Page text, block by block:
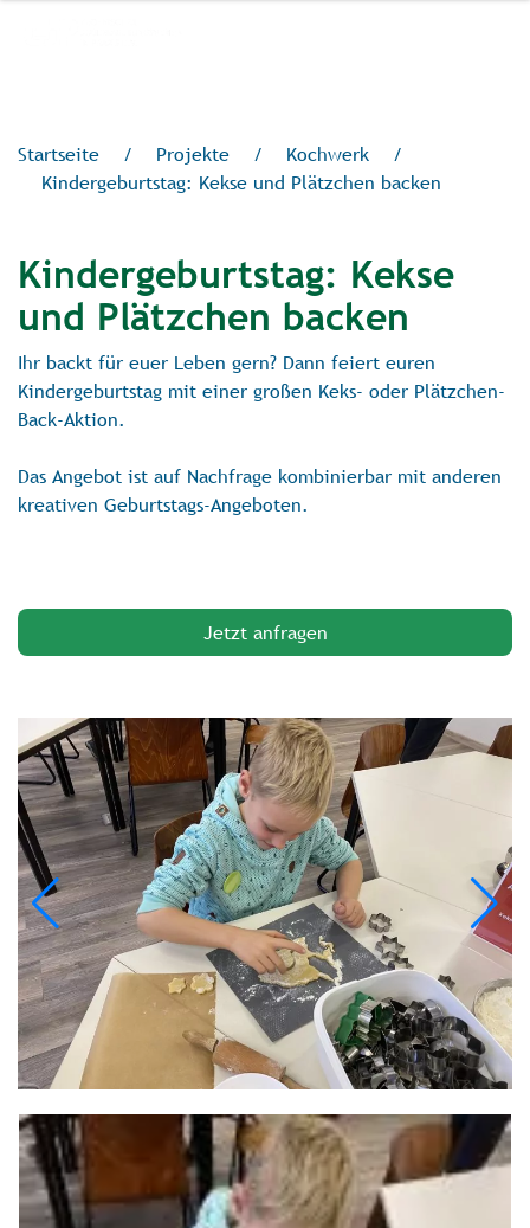
Startseite / Projekte / Kochwerk
/
Kindergeburtstag: Kekse und Plätzchen backen
Kindergeburtstag: Kekse
und Plätzchen backen
Ihr backt für euer Leben gern? Dann feiert euren
Kindergeburtstag mit einer großen Keks- oder Plätzchen-
Back-Aktion.
Das Angebot ist auf Nachfrage kombinierbar mit anderen
kreativen Geburtstags-Angeboten.
Jetzt anfragen